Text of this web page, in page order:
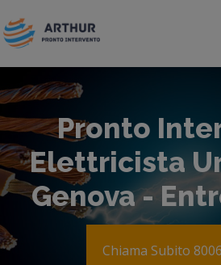
Pronto
Elettricista
Genova -
Chiama Subito